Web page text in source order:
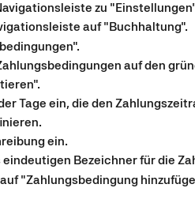
zu
auf "Buchhaltung".
auf den
Tage ein, die den
ein.
eindeutigen Bezeichner für die
"Zahlungsbedingung